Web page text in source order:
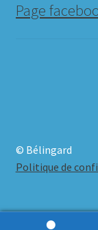
Page
© Bélingard
Politique de